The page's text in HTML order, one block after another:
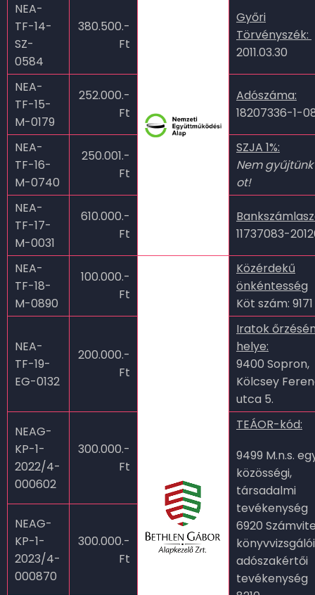
NEA-
TF-14-
SZ-
0584
380.500.-
Ft
Győri
Törvényszék:
2011.03.30
NEA-
TF-15-
M-0179
252.000.-
Ft
Adószáma:
18207336-1-
NEA-
TF-16-
M-0740
250.001.-
Ft
SZJA 1%:
Nem gyűjtünk
ot!
NEA-
TF-17-
M-0031
610.000.-
Ft
11737083-
NEA-
TF-18-
M-0890
100.000.-
Ft
Közérdekű
önkéntesség
Köt szám: 9171
NEA-
TF-19-
EG-0132
200.000.-
Ft
Iratok
helye:
9400 Sopron,
Kölcsey
utca 5.
NEAG-
KP-1-
2022/4-
000602
300.000.-
Ft
TEÁOR-kód:
9499 M.n.s.
közösségi,
társadalmi
tevékenység
6920
adószakértői
tevékenység
NEAG-
KP-1-
2023/4-
000870
300.000.-
Ft